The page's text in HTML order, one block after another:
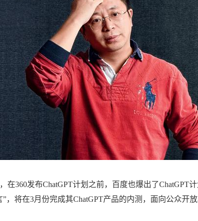
在360发布ChatGPT计划之前，百度也爆出了ChatGPT
，将在3月份完成其ChatGPT产品的内测，面向公众开放